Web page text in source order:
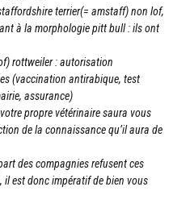
terrier(= amstaff) non lof,
à la morphologie pitt bull : ils ont
rottweiler : autorisation
(vaccination antirabique, test
assurance)
propre vétérinaire saura vous
de la connaissance qu’il aura de
des compagnies refusent ces
il est donc impératif de bien vous